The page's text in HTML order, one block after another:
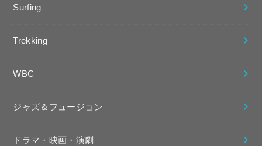
Surfing
Trekking
WBC
ジャズ＆フュージョン
ドラマ・映画・演劇